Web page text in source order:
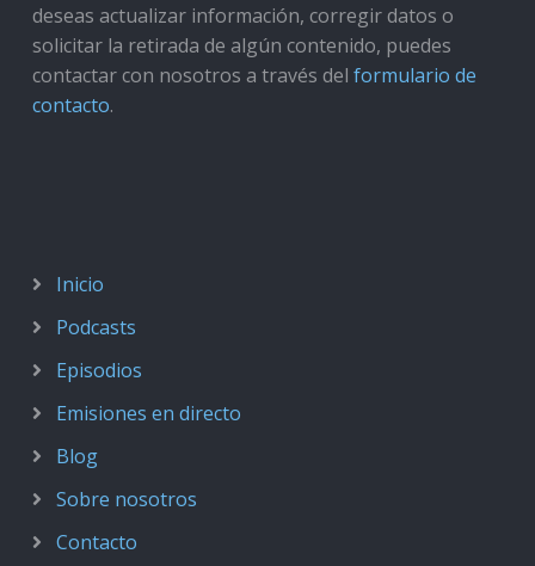
deseas actualizar información, corregir datos o
solicitar la retirada de algún contenido, puedes
contactar con nosotros a través del formulario de
contacto.
Inicio
Podcasts
Episodios
Emisiones en directo
Blog
Sobre nosotros
Contacto